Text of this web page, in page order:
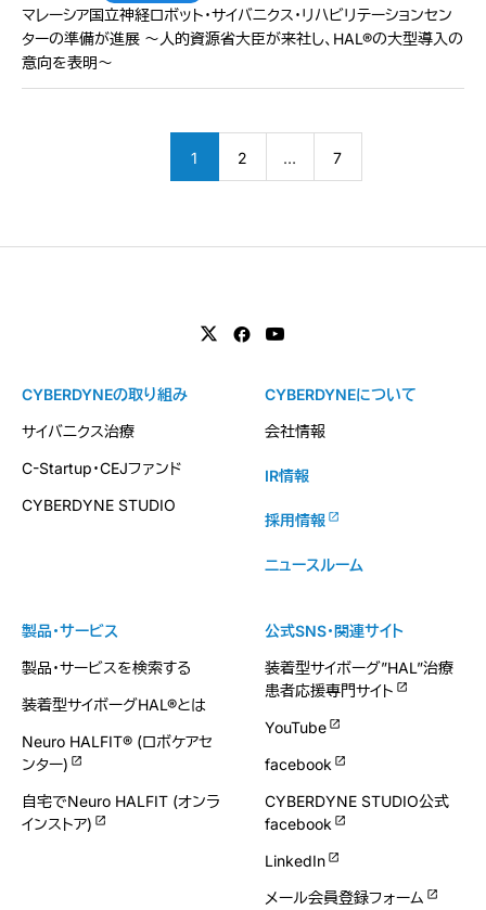
マレーシア国立神経ロボット・サイバニクス・リハビリテーションセン
ターの準備が進展 〜人的資源省大臣が来社し、HAL®の大型導入の
意向を表明〜
1 2 … 7
製品・サービス
製品・サービスを検索する
装着型サイボーグHAL®とは
Neuro HALFIT® (ロボケアセ
ンター)
自宅でNeuro HALFIT (オンラ
インストア)
CYBERDYNEの取り組み
サイバニクス治療
C-Startup・CEJファンド
CYBERDYNE STUDIO
CYBERDYNEについて
会社情報
IR情報
採用情報
ニュースルーム
公式SNS・関連サイト
装着型サイボーグ”HAL”治療
患者応援専門サイト
YouTube
facebook
CYBERDYNE STUDIO公式
facebook
LinkedIn
メール会員登録フォーム